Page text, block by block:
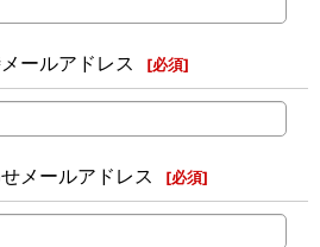
ールアドレス [必須]
メールアドレス [必須]